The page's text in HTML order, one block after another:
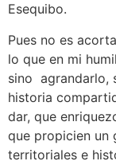
Esequibo.
Pues no es
lo que en mi
sino agrandarlo,
historia
dar, que
que propicien un
territoriales e